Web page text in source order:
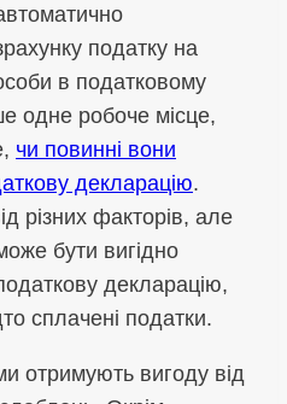
податку на
в податковому
одне робоче місце,
чи повинні вони
декларацію.
різних факторів, але
бути вигідно
декларацію,
сплачені податки.
отримують вигоду від